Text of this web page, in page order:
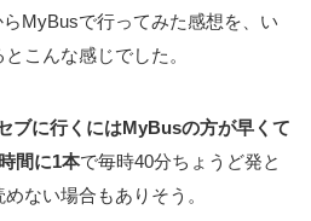
MyBusで行ってみた感想を、い
こんな感じでした。
ブに行くにはMyBusの方が早くて
間に1本で毎時40分ちょうど発と
ない場合もありそう。